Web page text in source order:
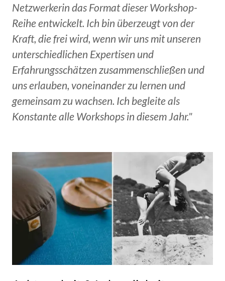
Netzwerkerin das Format dieser Workshop-
Reihe entwickelt. Ich bin überzeugt von der
Kraft, die frei wird, wenn wir uns mit unseren
unterschiedlichen Expertisen und
Erfahrungsschätzen zusammenschließen und
uns erlauben, voneinander zu lernen und
gemeinsam zu wachsen. Ich begleite als
Konstante alle Workshops in diesem Jahr."